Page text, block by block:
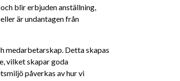
blir erbjuden anställning,
är undantagen från
medarbetarskap. Detta skapas
vilket skapar goda
påverkas av hur vi